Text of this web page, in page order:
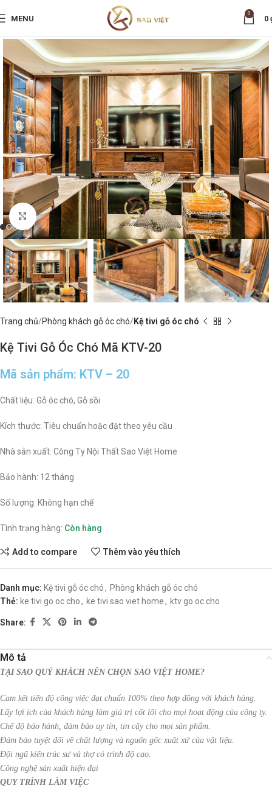
MENU
0
0
Nhấp để phóng to
Trang chủ Phòng khách gỗ óc chó Kệ tivi gỗ óc chó
Kệ Tivi Gỗ Óc Chó Mã KTV-20
Mã sản phẩm: KTV – 20
Chất liệu: Gỗ óc chó, Gỗ sồi
Kích thước: Tiêu chuẩn hoặc đặt theo yêu cầu
Nhà sản xuất: Công Ty Nội Thất Sao Việt Home
Bảo hành: 12 tháng
Số lượng: Không hạn chế
Tình trạng hàng: Còn hàng
Add to compare Thêm vào yêu thích
Danh mục: Kệ tivi gỗ óc chó, Phòng khách gỗ óc chó
Thẻ: ke tivi go oc cho, ke tivi sao viet home, ktv go oc cho
Share:
Mô tả
TẠI SAO QUÝ KHÁCH NÊN CHỌN SAO VIỆT HOME?
Cam kết tiến độ công việc đạt chuẩn 100% theo hợp đồng với khách hàng.
Lấy lợi ích của khách hàng làm giá trị cốt lõi cho mọi hoạt động của công ty.
Chế độ bảo hành, đảm bảo uy tín, tin cậy cho mọi sản phẩm.
Đảm bảo tuyệt đối về chất lượng và nguốn gốc xuất xứ của vật liệu.
Đội ngũ kiến trúc sư và thợ có trình độ cao.
Công nghệ sản xuất hiện đại
QUY TRÌNH LÀM VIỆC